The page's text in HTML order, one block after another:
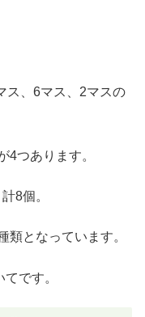
ス、6マス、2マスの
4つあります。
8個。
類となっています。
です。